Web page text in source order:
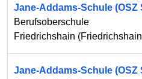
Jane-Addams-Schule (OSZ
Berufsoberschule
Friedrichshain (
Jane-Addams-Schule (OSZ